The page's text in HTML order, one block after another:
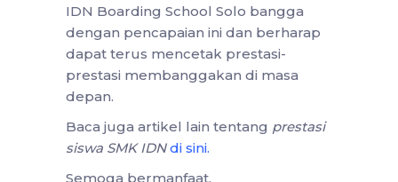
IDN Boarding School Solo bangga
dengan pencapaian ini dan berharap
dapat terus mencetak prestasi-
prestasi membanggakan di masa
depan.
Baca juga artikel lain tentang prestasi
siswa SMK IDN di sini.
Semoga bermanfaat.